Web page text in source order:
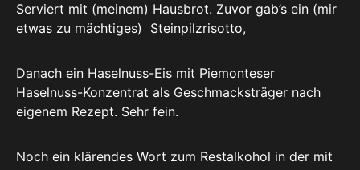
Serviert mit (meinem) Hausbrot. Zuvor gab’s ein (mir
etwas zu mächtiges) Steinpilzrisotto,
Danach ein Haselnuss-Eis mit Piemonteser
Haselnuss-Konzentrat als Geschmacksträger nach
eigenem Rezept. Sehr fein.
Noch ein klärendes Wort zum Restalkohol in der mit